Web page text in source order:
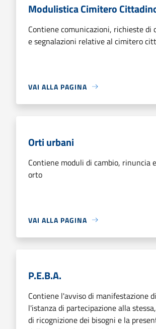
Modulistica Cimitero
Contiene comunicazioni, richieste di
e segnalazioni relative al cimitero
VAI ALLA PAGINA
Orti urbani
Contiene moduli di cambio, rinuncia
orto
VAI ALLA PAGINA
P.E.B.A.
Contiene l'avviso di manifestazione
l'istanza di partecipazione alla
di ricognizione dei bisogni e la